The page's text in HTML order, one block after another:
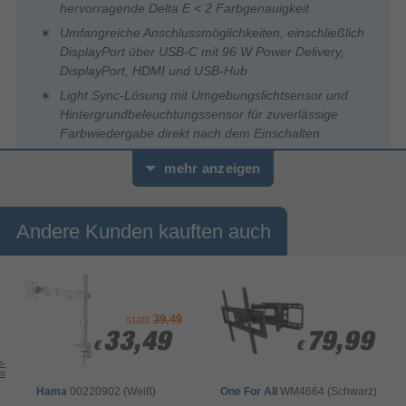
hervorragende Delta E < 2 Farbgenauigkeit
Umfangreiche Anschlussmöglichkeiten, einschließlich
DisplayPort über USB-C mit 96 W Power Delivery,
DisplayPort, HDMI und USB-Hub
Light Sync-Lösung mit Umgebungslichtsensor und
Hintergrundbeleuchtungssensor für zuverlässige
Farbwiedergabe direkt nach dem Einschalten
Umschalten zwischen zwei angeschlossenen Laptops
Schwenkfunktion sowie Höhenverstellung für ein
komfortables Seherlebnis
energieeffiziente Umweltstandards
NEUDEFINITION IHRES 5K-TRAUM
Der ProArt Display PA27JCV ist ein 27-Zoll 5K HDR-Monitor, der
mehr anzeigen
Andere Kunden kauften auch
statt39,49
€ 33,49
€ 33,49
Hama 00220902 (Weiß)
€ 79,99
€ 79,99
One For AllWM4664 (Schwarz)